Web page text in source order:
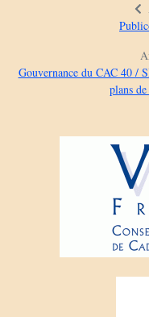
Gouvernance du CAC 40 /
plans